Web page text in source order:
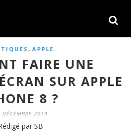
, APPLE
FAIRE UNE
SUR APPLE
8 ?
2019
par SB